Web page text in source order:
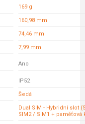
169 g
160,98 mm
74,46 mm
7,99 mm
Ano
IP52
Šedá
Dual SIM - Hybridní slot
SIM2 / SIM1 + paměťová